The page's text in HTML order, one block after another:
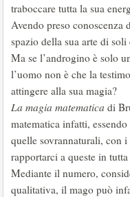
traboccare tutta la sua
Avendo preso conoscenza
spazio della sua arte di
Ma se l’androgino è solo
l’uomo non è che la
attingere alla sua magia?
La magia matematica di
matematica infatti,
quelle sovrannaturali, con
rapportarci a queste in
Mediante il numero,
qualitativa, il mago può